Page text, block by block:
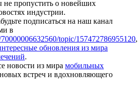
не пропустить о новейших
индустрии.
подписаться на наш канал
в
topic/157472786955120,
обновления из мира
.
новости из мира мобильных
встреч и вдохновляющего